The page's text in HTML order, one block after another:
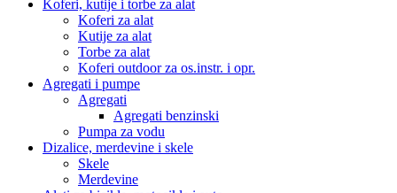
Koferi, kutije i torbe za alat
Koferi za alat
Kutije za alat
Torbe za alat
Koferi outdoor za os.instr. i opr.
Agregati i pumpe
Agregati
Agregati benzinski
Pumpa za vodu
Dizalice, merdevine i skele
Skele
Merdevine